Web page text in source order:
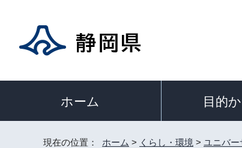
ホーム 目的
現在の位置： ホーム > くらし・環境 > ユニバ